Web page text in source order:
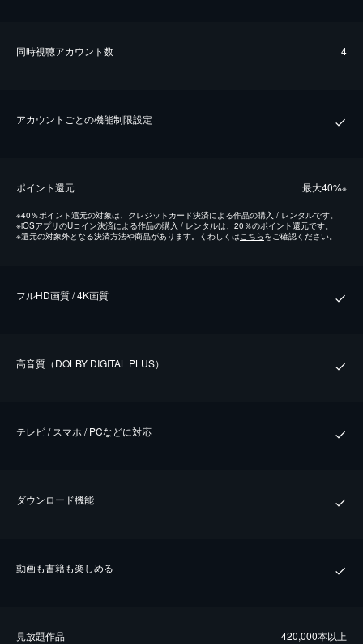
同時視聴アカウント数 4
アカウントごとの機能制限設定
ポイント還元 最⼤40%※
※40％ポイント還元の対象は、クレジットカード決済による作品の購入 / レンタルです。
※iOSアプリのUコイン決済による作品の購入 / レンタルは、20％のポイント還元です。
※還元の対象外となる決済方法や商品があります。くわしくはこちらをご確認ください。
フルHD画質 / 4K画質
⾼⾳質（DOLBY DIGITAL PLUS）
テレビ / スマホ / PCなどに対応
ダウンロード機能
動画も書籍も楽しめる
⾒放題作品 420,000本以上